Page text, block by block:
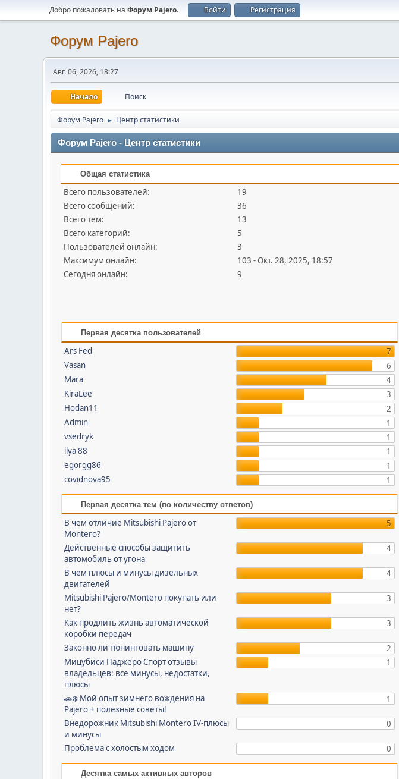
Добро пожаловать на Форум Pajero. Войти Регистрация
Форум Pajero
Авг. 06, 2026, 18:27
Начало Поиск
Форум Pajero ► Центр статистики
Форум Pajero - Центр статистики
Общая статистика
Всего пользователей:
19
Всего сообщений:
36
Всего тем:
13
Всего категорий:
5
Пользователей онлайн:
3
Максимум онлайн:
103 - Окт. 28, 2025, 18:57
Сегодня онлайн:
9
Первая десятка пользователей
Ars Fed
7
Vasan
6
Mara
4
KiraLee
3
Hodan11
2
Admin
1
vsedryk
1
ilya 88
1
egorgg86
1
covidnova95
1
Первая десятка тем (по количеству ответов)
В чем отличие Mitsubishi Pajero от
Montero?
5
Действенные способы защитить
автомобиль от угона
4
В чем плюсы и минусы дизельных
двигателей
4
Mitsubishi Pajero/Montero покупать или
нет?
3
Как продлить жизнь автоматической
коробки передач
3
Законно ли тюнинговать машину
2
Мицубиси Паджеро Спорт отзывы
владельцев: все минусы, недостатки,
плюсы
1
🚗❄️ Мой опыт зимнего вождения на
Pajero + полезные советы!
1
Внедорожник Mitsubishi Montero IV-плюсы
и минусы
0
Проблема c холостым ходом 0
Десятка самых активных авторов